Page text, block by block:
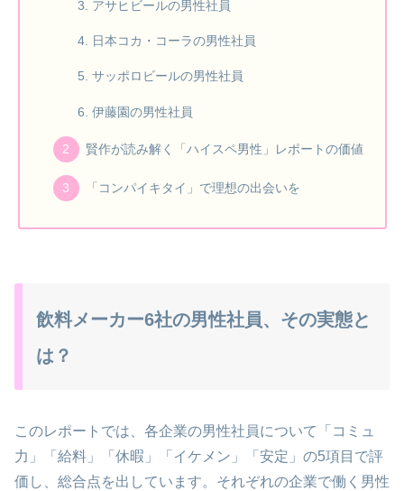
アサヒビールの男性社員
日本コカ・コーラの男性社員
サッポロビールの男性社員
伊藤園の男性社員
賢作が読み解く「ハイスペ男性」レポートの価値
「コンパイキタイ」で理想の出会いを
飲料メーカー6社の男性社員、その実態と
は？
このレポートでは、各企業の男性社員について「コミュ
力」「給料」「休暇」「イケメン」「安定」の5項目で評
価し、総合点を出しています。それぞれの企業で働く男性